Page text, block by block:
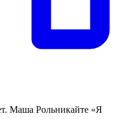
Маша Рольникайте «Я